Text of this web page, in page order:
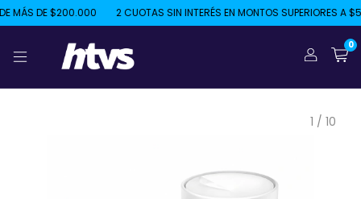
DE $200.000 2 CUOTAS SIN INTERÉS EN MONTOS SUPERIORES A
0
1 / 10